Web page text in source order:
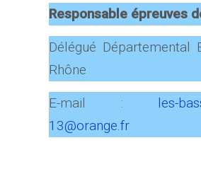
Responsable épreuves
Délégué Départemental
Rhône
E-mail :
les-
13@orange.fr